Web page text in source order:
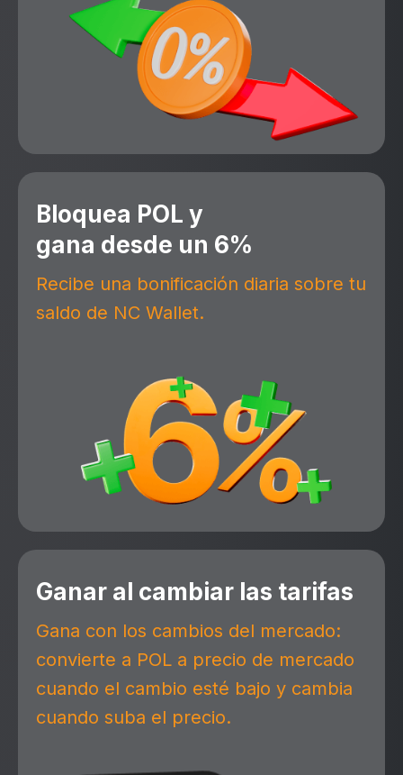
Bloquea POL y
gana desde un 6%
Recibe una bonificación diaria sobre tu
saldo de NC Wallet.
Ganar al cambiar las tarifas
Gana con los cambios del mercado:
convierte a POL a precio de mercado
cuando el cambio esté bajo y cambia
cuando suba el precio.